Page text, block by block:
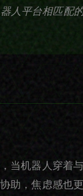
人平台相匹配
当机器人穿着
助，焦虑感也